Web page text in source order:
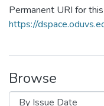
Permanent URI for
https://
Browse